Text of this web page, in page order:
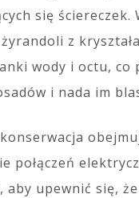
się ściereczek.
z
wody i octu, co
i nada im
połączeń
aby upewnić się, że